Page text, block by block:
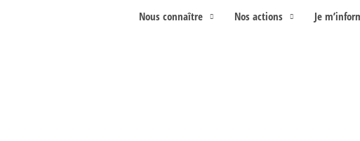
Nous connaître Nos actions Je